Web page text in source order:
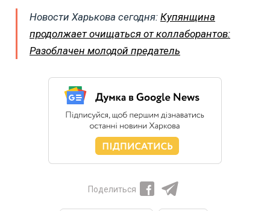
Новости Харькова сегодня: Купянщина
продолжает очищаться от коллаборантов:
Разоблачен молодой предатель
Поделиться